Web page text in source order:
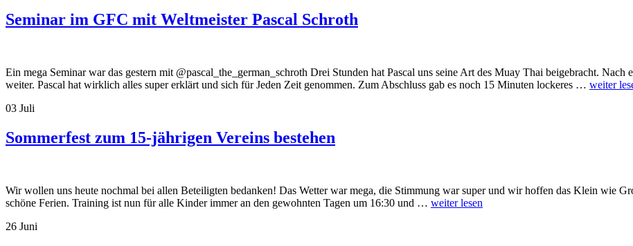
Seminar im GFC mit Weltmeister Pascal Schroth
Ein mega Seminar war das gestern mit @pascal_the_german_schroth Drei Stunden hat Pascal uns seine Art des Muay Thai beigebracht.
weiter. Pascal hat wirklich alles super erklärt und sich für Jeden Zeit genommen. Zum Abschluss gab es noch 15 Minuten lockeres … weiter
03 Juli
Sommerfest zum 15-jährigen Vereins bestehen
Wir wollen uns heute nochmal bei allen Beteiligten bedanken! Das Wetter war mega, die Stimmung war super und wir hoffen das Klein wie
schöne Ferien. Training ist nun für alle Kinder immer an den gewohnten Tagen um 16:30 und … weiter lesen
26 Juni